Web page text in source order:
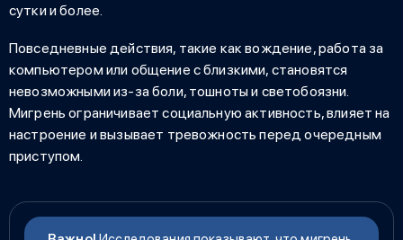
сутки и более.
Повседневные действия, такие как вождение, работа за
компьютером или общение с близкими, становятся
невозможными из-за боли, тошноты и светобоязни.
Мигрень ограничивает социальную активность, влияет на
настроение и вызывает тревожность перед очередным
приступом.